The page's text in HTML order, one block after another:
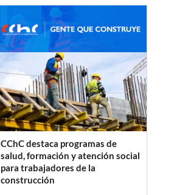
CChC destaca programas de
salud, formación y atención social
para trabajadores de la
construcción